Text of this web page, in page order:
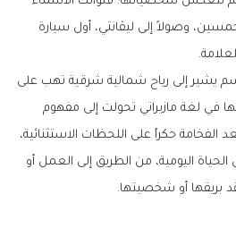
وصولاً إلى ليڤانتي، أول سيارة
اسم يشير إلى رياح شمالية شرقية تهب على
في لغة مازيراتي تحولت إلى مفهوم
الفخامة حكراً على اللحظات الاستثنائية،
اليومية، من الطريق إلى العمل أو
بريقها أو شخصيتها.